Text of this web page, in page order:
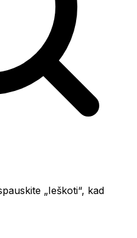
„Ieškoti“, kad